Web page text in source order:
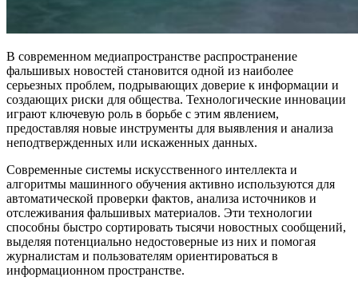
В современном медиапространстве распространение
фальшивых новостей становится одной из наиболее
серьезных проблем, подрывающих доверие к информации и
создающих риски для общества. Технологические инновации
играют ключевую роль в борьбе с этим явлением,
предоставляя новые инструменты для выявления и анализа
неподтвержденных или искаженных данных.
Современные системы искусственного интеллекта и
алгоритмы машинного обучения активно используются для
автоматической проверки фактов, анализа источников и
отслеживания фальшивых материалов. Эти технологии
способны быстро сортировать тысячи новостных сообщений,
выделяя потенциально недостоверные из них и помогая
журналистам и пользователям ориентироваться в
информационном пространстве.